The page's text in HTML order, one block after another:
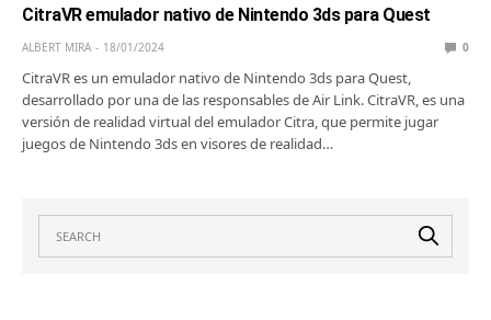
CitraVR emulador nativo de Nintendo 3ds para Quest
ALBERT MIRA 18/01/2024 0
CitraVR es un emulador nativo de Nintendo 3ds para Quest,
desarrollado por una de las responsables de Air Link. CitraVR, es una
versión de realidad virtual del emulador Citra, que permite jugar
juegos de Nintendo 3ds en visores de realidad…